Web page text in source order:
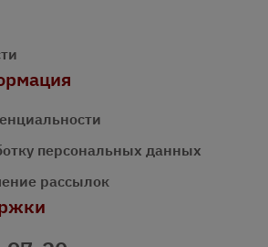
персональных данных
рассылок